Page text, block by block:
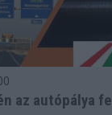
az autópálya